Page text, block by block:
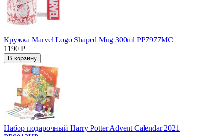
Кружка Marvel Logo Shaped Mug 300ml PP7977MC
1190 Р
В корзину
Набор подарочный Harry Potter Advent Calendar 2021